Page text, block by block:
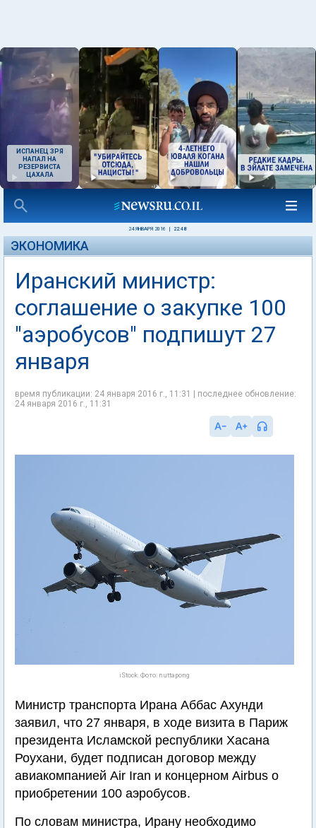
ИСПАНЕЦ ЗРЯ
НАПАЛ НА
РЕЗЕРВИСТА
ЦАХАЛА
24 ЯНВАРЯ 2016 22:48
ЭКОНОМИКА
Иранский министр:
соглашение о закупке 100
"аэробусов" подпишут 27
января
время публикации: 24 января 2016 г., 11:31 | последнее обновление:
24 января 2016 г., 11:31
iStock. Фото: nuttapong
Министр транспорта Ирана Аббас Ахунди
заявил, что 27 января, в ходе визита в Париж
президента Исламской республики Хасана
Роухани, будет подписан договор между
авиакомпанией Air Iran и концерном Airbus о
приобретении 100 аэробусов.
По словам министра, Ирану необходимо